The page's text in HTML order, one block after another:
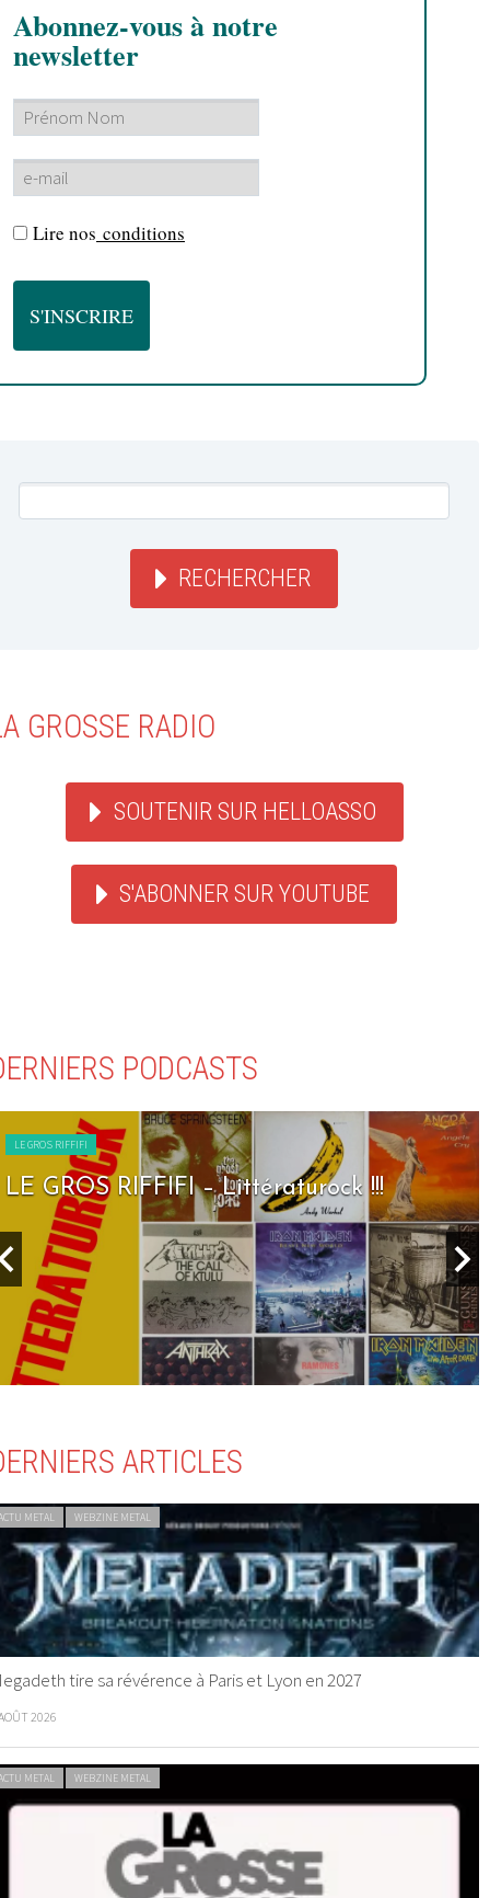
Abonnez-vous à notre
newsletter
Lire nos conditions
RECHERCHER
GROSSE RADIO
SOUTENIR SUR HELLOASSO
S'ABONNER SUR YOUTUBE
PODCASTS
LE GROS RIFFIFI
LE GROS RIFFIFI – Littératurock !!!
ARTICLES
METAL WEBZINE METAL
tire sa révérence à Paris et Lyon en 2027
2026
METAL WEBZINE METAL